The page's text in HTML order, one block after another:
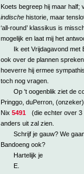
Koets begreep hij maar half;
indischehistorie, maar
‘all-round’ klassikus is
mogelijk en laat mij het
Ik eet Vrijdagavond met
ook over de plannen
hoeverre hij ermee
toch nog vragen.
Op 't oogenblik ziet de
Pringgo, duPerron,
Nix 5491
(die echter over 3
anders uit zal zien.
Schrijf je gauw? We
Bandoeng ook?
Hartelijk je
E.